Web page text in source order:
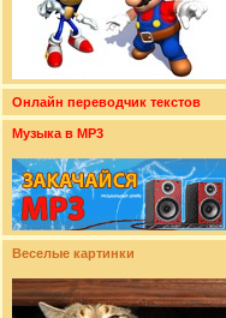
Онлайн переводчик текстов
Музыка в MP3
Веселые картинки